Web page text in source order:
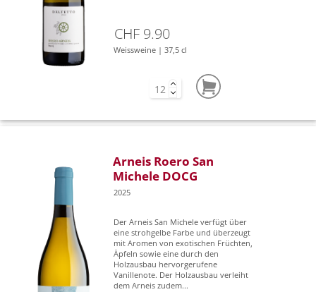
CHF 9.90
Weissweine | 37,5 cl
Arneis Roero San
Michele DOCG
2025
Der Arneis San Michele verfügt über
eine strohgelbe Farbe und überzeugt
mit Aromen von exotischen Früchten,
Äpfeln sowie eine durch den
Holzausbau hervorgerufene
Vanillenote. Der Holzausbau verleiht
dem Arneis zudem...